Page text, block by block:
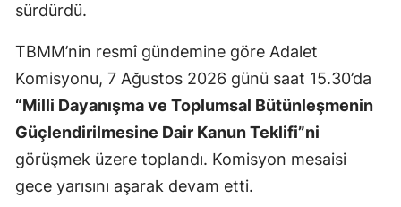
sürdürdü.
TBMM’nin resmî gündemine göre Adalet
Komisyonu, 7 Ağustos 2026 günü saat 15.30’da
“Milli Dayanışma ve Toplumsal Bütünleşmenin
Güçlendirilmesine Dair Kanun Teklifi”ni
görüşmek üzere toplandı. Komisyon mesaisi
gece yarısını aşarak devam etti.